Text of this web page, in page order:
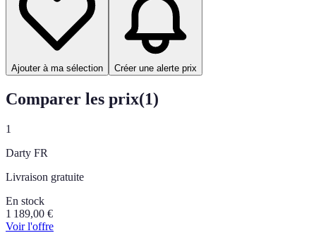
Ajouter à ma sélection Créer une alerte prix
Comparer les prix(1)
1
Darty FR
Livraison gratuite
En stock
1 189,00 €
Voir l'offre